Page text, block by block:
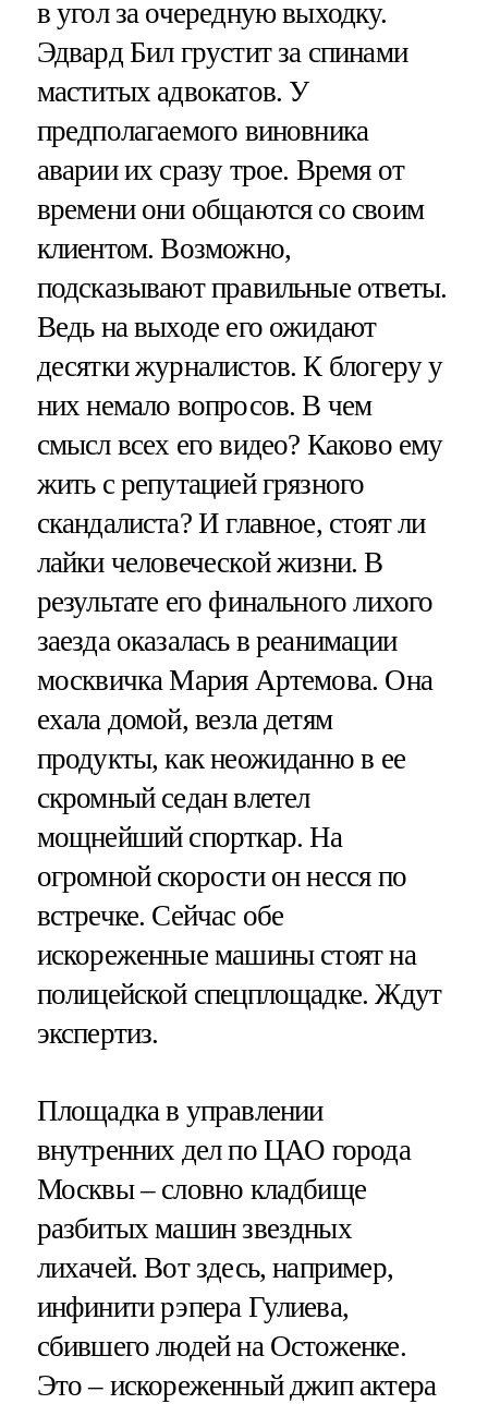
в угол за очередную выходку.
Эдвард Бил грустит за спинами
маститых адвокатов. У
предполагаемого виновника
аварии их сразу трое. Время от
времени они общаются со своим
клиентом. Возможно,
подсказывают правильные ответы.
Ведь на выходе его ожидают
десятки журналистов. К блогеру у
них немало вопросов. В чем
смысл всех его видео? Каково ему
жить с репутацией грязного
скандалиста? И главное, стоят ли
лайки человеческой жизни. В
результате его финального лихого
заезда оказалась в реанимации
москвичка Мария Артемова. Она
ехала домой, везла детям
продукты, как неожиданно в ее
скромный седан влетел
мощнейший спорткар. На
огромной скорости он несся по
встречке. Сейчас обе
искореженные машины стоят на
полицейской спецплощадке. Ждут
экспертиз.
Площадка в управлении
внутренних дел по ЦАО города
Москвы – словно кладбище
разбитых машин звездных
лихачей. Вот здесь, например,
инфинити рэпера Гулиева,
сбившего людей на Остоженке.
Это – искореженный джип актера